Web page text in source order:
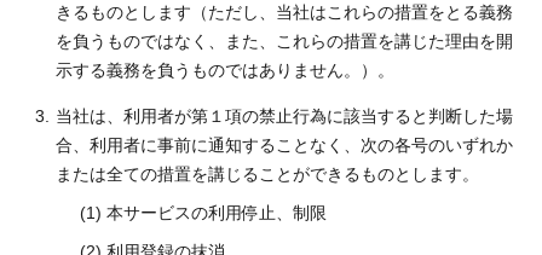
きるものとします（ただし、当社はこれらの措置をとる義務
を負うものではなく、また、これらの措置を講じた理由を開
示する義務を負うものではありません。）。
当社は、利用者が第１項の禁止行為に該当すると判断した場
合、利用者に事前に通知することなく、次の各号のいずれか
または全ての措置を講じることができるものとします。
本サービスの利用停止、制限